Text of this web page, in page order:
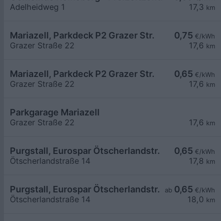
17,3 km
Adelheidweg 1
0,75 €/kWh
17,6 km
Mariazell, Parkdeck P2 Grazer Str.
Grazer Straße 22
0,65 €/kWh
17,6 km
Mariazell, Parkdeck P2 Grazer Str.
Grazer Straße 22
17,6 km
Parkgarage Mariazell
Grazer Straße 22
0,65 €/kWh
17,8 km
Purgstall, Eurospar Ötscherlandstr.
Ötscherlandstraße 14
ab 0,65 €/kWh
18,0 km
Purgstall, Eurospar Ötscherlandstr.
Ötscherlandstraße 14